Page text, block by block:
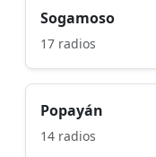
Sogamoso
17 radios
Popayán
14 radios